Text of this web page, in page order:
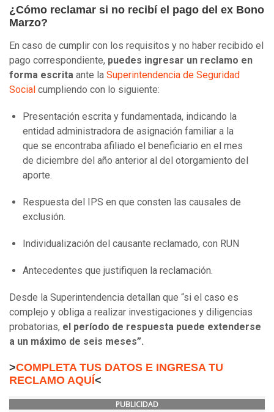
¿Cómo reclamar si no recibí el pago del ex Bono
Marzo?
En caso de cumplir con los requisitos y no haber recibido el
pago correspondiente, puedes ingresar un reclamo en
forma escrita ante la Superintendencia de Seguridad
Social cumpliendo con lo siguiente:
Presentación escrita y fundamentada, indicando la
entidad administradora de asignación familiar a la
que se encontraba afiliado el beneficiario en el mes
de diciembre del año anterior al del otorgamiento del
aporte.
Respuesta del IPS en que consten las causales de
exclusión.
Individualización del causante reclamado, con RUN
Antecedentes que justifiquen la reclamación.
Desde la Superintendencia detallan que “si el caso es
complejo y obliga a realizar investigaciones y diligencias
probatorias, el período de respuesta puede extenderse
a un máximo de seis meses”.
>COMPLETA TUS DATOS E INGRESA TU
RECLAMO AQUÍ<
PUBLICIDAD